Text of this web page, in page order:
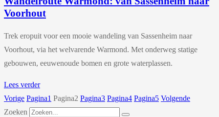
Voorhout
Trek eropuit voor een mooie wandeling van Sassenheim naar
Voorhout, via het welvarende Warmond. Met onderweg statige
gebouwen, eeuwenoude bomen en grote waterplassen.
Lees verder
Vorige Pagina1 Pagina2 Pagina3 Pagina4 Pagina5 Volgende
Zoeken